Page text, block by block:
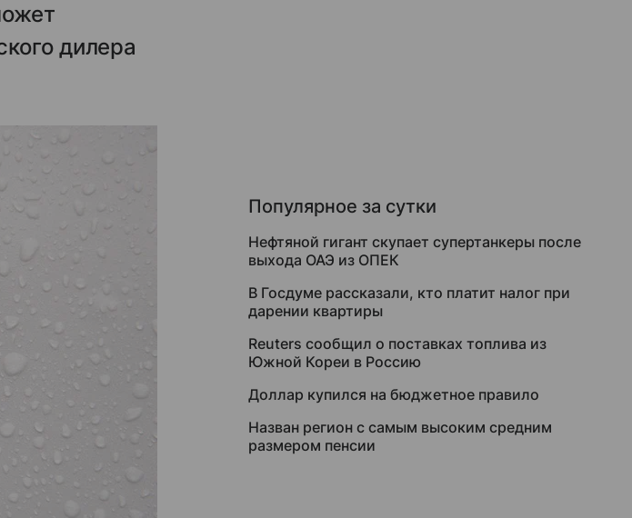
дилера
Популярное за сутки
Нефтяной гигант скупает супертанкеры после
выхода ОАЭ из ОПЕК
В Госдуме рассказали, кто платит налог при
дарении квартиры
Reuters сообщил о поставках топлива из
Южной Кореи в Россию
Доллар купился на бюджетное правило
Назван регион с самым высоким средним
размером пенсии